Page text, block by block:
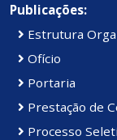
Publicações:
Estrutura
Ofício
Portaria
Prestação de
Processo